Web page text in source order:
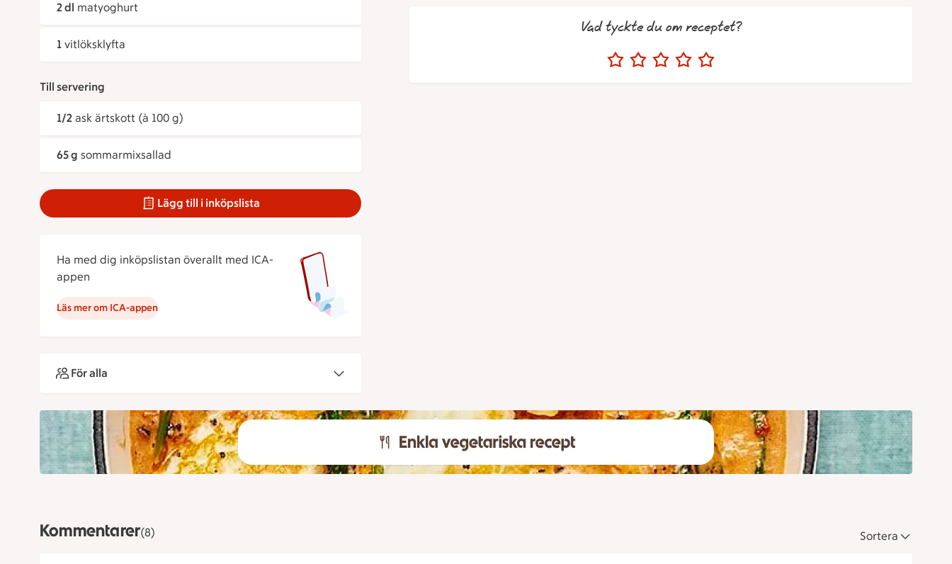
2 dl matyoghurt
1 vitlöksklyfta
Till servering
1/2 ask ärtskott (à 100 g)
65 g sommarmixsallad
Lägg till i inköpslista
Ha med dig inköpslistan överallt med ICA-
appen
Läs mer om ICA-appen
För alla
Vad tyckte du om receptet?
Kommentarer(8) Sortera